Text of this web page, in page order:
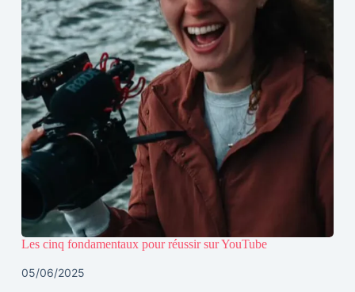
Les cinq fondamentaux pour réussir sur YouTube
05/06/2025